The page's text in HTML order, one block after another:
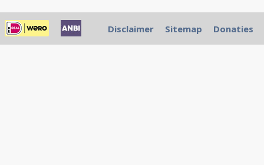
Disclaimer Sitemap Donaties